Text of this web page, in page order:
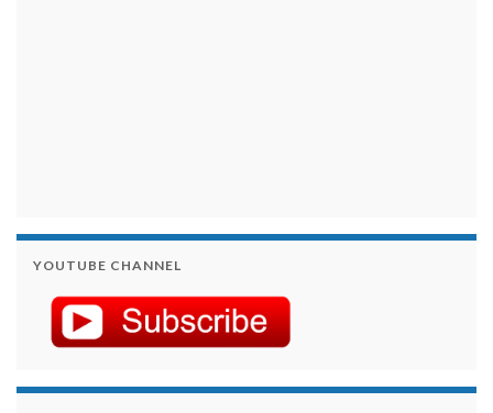
YOUTUBE CHANNEL